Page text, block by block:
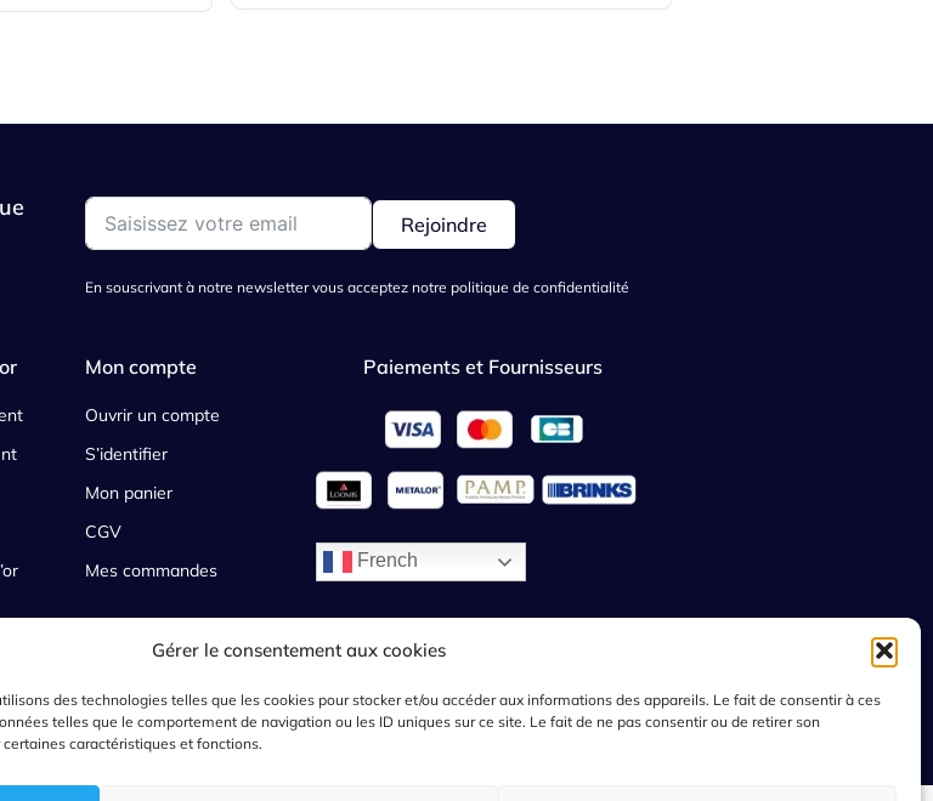
Gérer le consentement aux cookies
des technologies telles que les cookies pour stocker et/ou accéder aux informations des appareils. Le fait de consentir à ces
telles que le comportement de navigation ou les ID uniques sur ce site. Le fait de ne pas consentir ou de retirer son
caractéristiques et fonctions.
Rejoindre
En souscrivant à notre newsletter vous acceptez notre politique de confidentialité
Mon compte
Ouvrir un compte
S’identifier
Mon panier
CGV
Mes commandes
Paiements et Fournisseurs
French
de ConfidentialitéPlan du site web